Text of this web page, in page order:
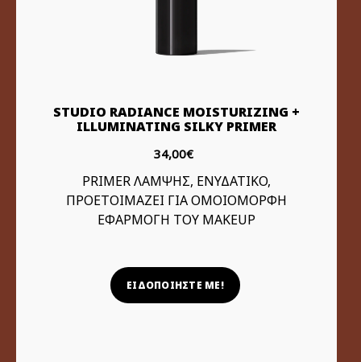
STUDIO RADIANCE MOISTURIZING +
ILLUMINATING SILKY PRIMER
34,00€
PRIMER ΛΑΜΨΗΣ, ΕΝΥΔΑΤΙΚΟ,
ΠΡΟΕΤΟΙΜΑΖΕΙ ΓΙΑ ΟΜΟΙΟΜΟΡΦΗ
ΕΦΑΡΜΟΓΗ ΤΟΥ MAKEUP
ΕΙΔΟΠΟΙΗΣΤΕ ΜΕ!